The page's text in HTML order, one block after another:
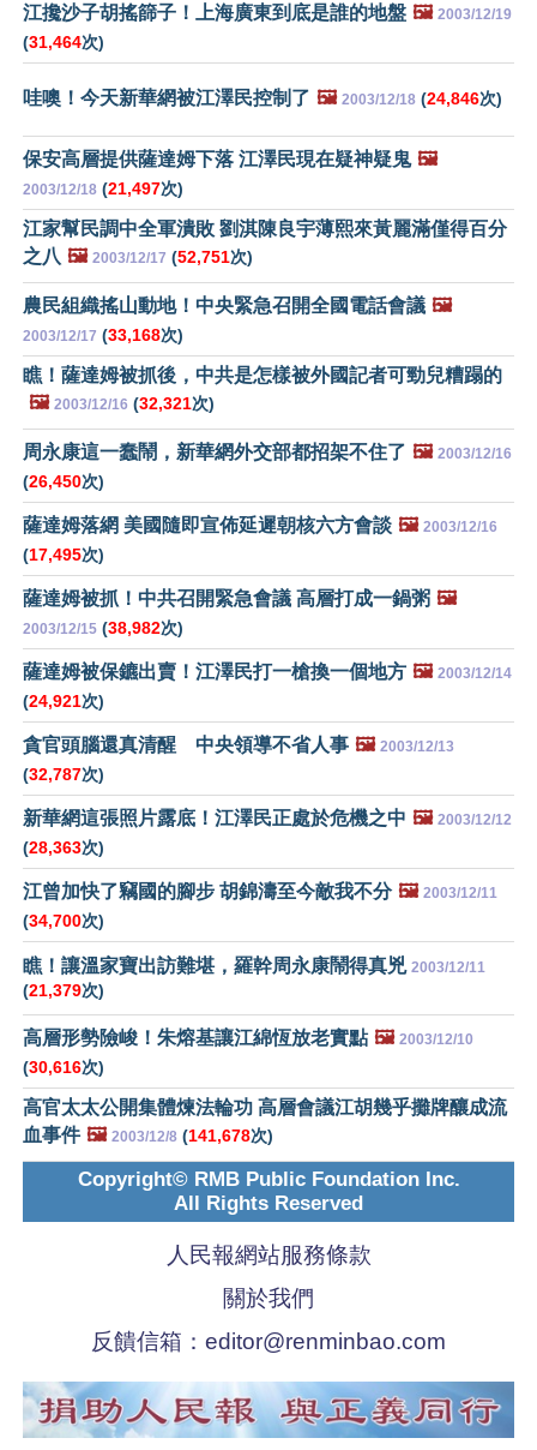
江攙沙子胡搖篩子！上海廣東到底是誰的地盤 🖼️ 2003/12/19
(31,464次)
哇噢！今天新華網被江澤民控制了 🖼️ 2003/12/18 (24,846次)
保安高層提供薩達姆下落 江澤民現在疑神疑鬼 🖼️
2003/12/18 (21,497次)
江家幫民調中全軍潰敗 劉淇陳良宇薄熙來黃麗滿僅得百分
之八 🖼️ 2003/12/17 (52,751次)
農民組織搖山動地！中央緊急召開全國電話會議 🖼️
2003/12/17 (33,168次)
瞧！薩達姆被抓後，中共是怎樣被外國記者可勁兒糟蹋的
🖼️ 2003/12/16 (32,321次)
周永康這一蠢鬧，新華網外交部都招架不住了 🖼️ 2003/12/16
(26,450次)
薩達姆落網 美國隨即宣佈延遲朝核六方會談 🖼️ 2003/12/16
(17,495次)
薩達姆被抓！中共召開緊急會議 高層打成一鍋粥 🖼️
2003/12/15 (38,982次)
薩達姆被保鑣出賣！江澤民打一槍換一個地方 🖼️ 2003/12/14
(24,921次)
貪官頭腦還真清醒 中央領導不省人事 🖼️ 2003/12/13
(32,787次)
新華網這張照片露底！江澤民正處於危機之中 🖼️ 2003/12/12
(28,363次)
江曾加快了竊國的腳步 胡錦濤至今敵我不分 🖼️ 2003/12/11
(34,700次)
瞧！讓溫家寶出訪難堪，羅幹周永康鬧得真兇 2003/12/11
(21,379次)
高層形勢險峻！朱熔基讓江綿恆放老實點 🖼️ 2003/12/10
(30,616次)
高官太太公開集體煉法輪功 高層會議江胡幾乎攤牌釀成流
血事件 🖼️ 2003/12/8 (141,678次)
Copyright© RMB Public Foundation Inc.
All Rights Reserved
人民報網站服務條款
關於我們
反饋信箱： editor@renminbao.com